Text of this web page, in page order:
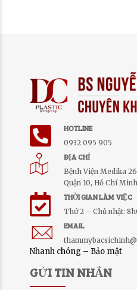
HOTLINE
0932 095 905
ĐỊA CHỈ
Bệnh Viện Medika
Quận 10, Hồ Chí Minh
THỜI GIAN LÀM VIỆC
Thứ 2 – Chủ nhật:
EMAIL
Nhanh chóng – Bảo mật
GỬI TIN NHẮN